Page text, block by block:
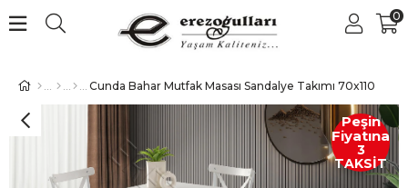
0
Cunda Bahar Mutfak Masası Sandalye Takımı 70x110
Peşin
Fiyatına
3
TAKSİT